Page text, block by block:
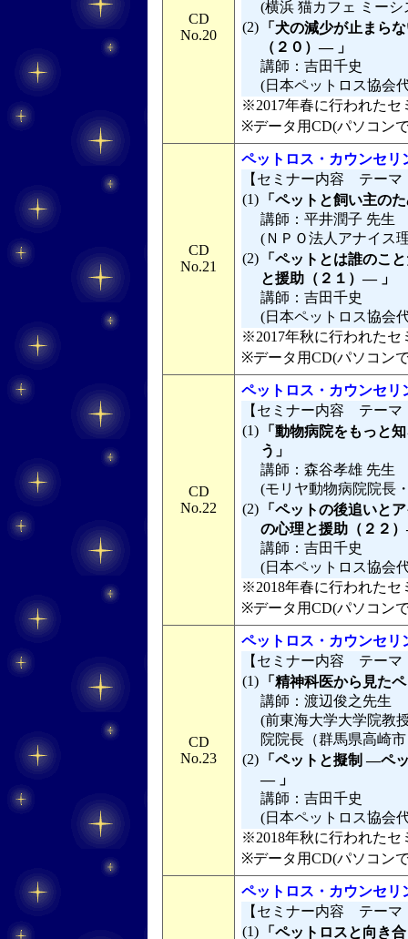
CD
No.20
(横浜 猫カフェ ミーシ
(2)
「犬の減少が止まら
（２０）― 」
講師：吉田千史
(日本ペットロス協会
※2017年春に行われたセ
※データ用CD(パソコン
CD
No.21
ペットロス・カウンセ
【セミナー内容 テーマ
(1)
「ペットと飼い主の
講師：平井潤子 先生
(ＮＰＯ法人アナイス
(2)
「ペットとは誰のこ
と援助（２１）― 」
講師：吉田千史
(日本ペットロス協会
※2017年秋に行われたセ
※データ用CD(パソコン
CD
No.22
ペットロス・カウンセ
【セミナー内容 テーマ
(1)
「動物病院をもっと
う」
講師：森谷孝雄 先生
(モリヤ動物病院院長
(2)
「ペットの後追いと
の心理と援助（２２
講師：吉田千史
(日本ペットロス協会
※2018年春に行われたセ
※データ用CD(パソコン
CD
No.23
ペットロス・カウンセ
【セミナー内容 テーマ
(1)
「精神科医から見た
講師：渡辺俊之先生
(前東海大学大学院教
院院長（群馬県高崎
(2)
「ペットと擬制 ―ペ
― 」
講師：吉田千史
(日本ペットロス協会
※2018年秋に行われたセ
※データ用CD(パソコン
ペットロス・カウンセ
【セミナー内容 テーマ
(1)
「ペットロスと向き